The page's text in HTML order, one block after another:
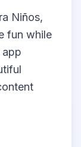
Niños,
fun while